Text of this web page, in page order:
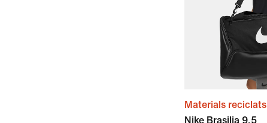
Materials reciclats
Nike Brasilia 9.5